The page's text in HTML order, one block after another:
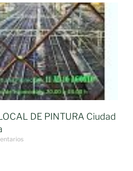
DE PINTURA Ciudad